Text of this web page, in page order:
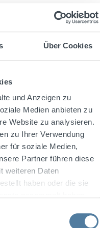
Über Cookies
und Anzeigen zu
Medien anbieten zu
Website zu analysieren.
zu Ihrer Verwendung
für soziale Medien,
Partner führen diese
weiteren Daten
haben oder die sie
2cl